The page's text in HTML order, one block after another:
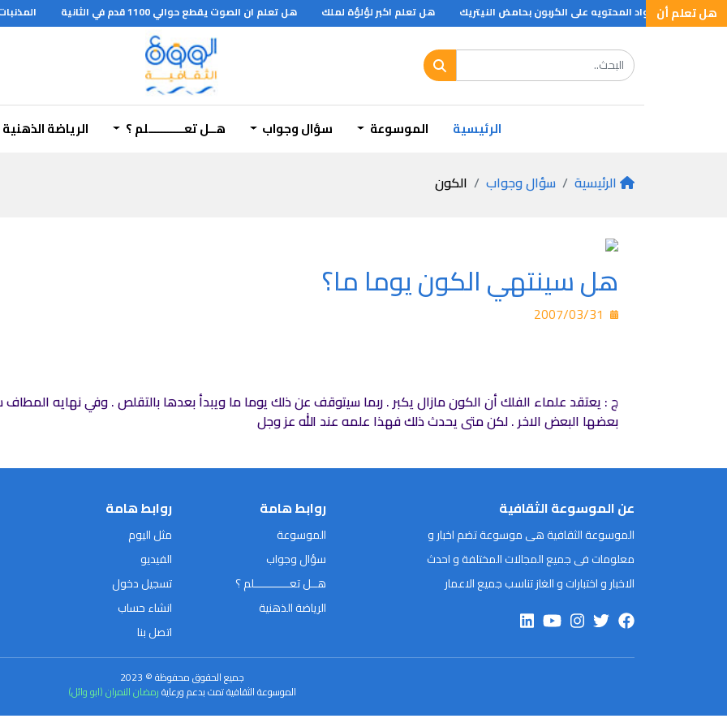
هل تعلم أن
بعض المواد المحتويه على الكربون بحامض النيتريك هل تعلم اكبر لؤلؤة لملك هل تعلم ان الصوت يقطع حوالي 1100 قدم في الثانية
الرئيسية الموسوعة سؤال وجواب هــل تعـــــــــــلم ؟ الرياضة الذهنية
الرئيسية سؤال وجواب الكون
هل سينتهي الكون يوما ما؟
ج : يعتقد علماء الفلك أن الكون مازال يكبر . ربما سيتوقف عن ذلك يوما ما ويبدأ بعدها بالتقلص . وفي نهايه
بعضها البعض الاخر . لكن متى يحدث ذلك فهذا علمه عند الله عز وجل
عن الموسوعة الثقافية
الموسوعة الثقافية هى موسوعة تضم اخبار و
معلومات فى جميع المجالات المختلفة و احدث
الاخبار و اختبارات و الغاز تناسب جميع الاعمار
روابط هامة
الموسوعة
سؤال وجواب
هــل تعـــــــــــلم ؟
الرياضة الذهنية
روابط هامة
مثل اليوم
الفيديو
تسجيل دخول
انشاء حساب
اتصل بنا
جميع الحقوق محفوظة © 2023
الموسوعة الثقافية تمت بدعم ورعايةرمضان النمران (ابو وائل)